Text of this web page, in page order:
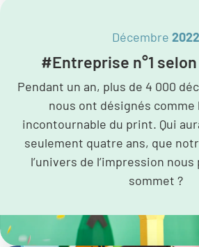
Décembre 2022
#Entreprise n°1 selon
Pendant un an, plus de 4 000
nous ont désignés comme
incontournable du print. Qui
seulement quatre ans, que
l’univers de l’impression
sommet ?